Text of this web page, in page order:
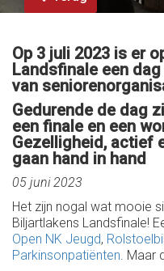
Op 3 juli 2023 is er
Landsfinale een
van
Gedurende de dag
een finale en een
Gezelligheid, actief
gaan hand in hand
05 juni 2023
Het zijn nogal wat mooie
Biljartlakens Landsfinale!
Open NK Jeugd,
Parkinsonpatiënten. Maar